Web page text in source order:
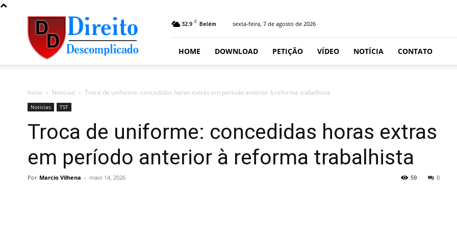
Direito
Descomplicado
32.9 C Belém sexta-feira, 7 de agosto de 2026
HOME DOWNLOAD PETIÇÃO VÍDEO NOTÍCIA CONTATO
Início Noticias Troca de uniforme: concedidas horas extras em período anterior à reforma trabalhista
Noticias TST
Troca de uniforme: concedidas horas extras
em período anterior à reforma trabalhista
Por Marcio Vilhena - maio 14, 2026 0
59